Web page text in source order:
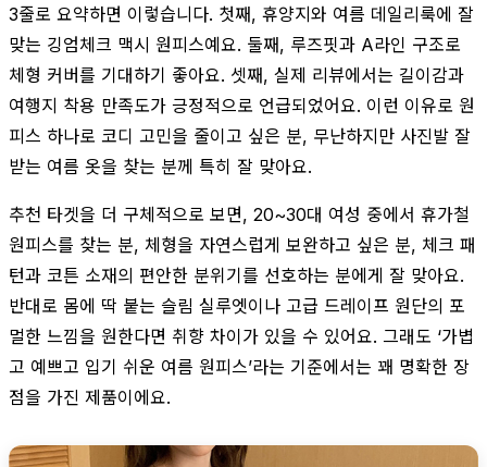
3줄로 요약하면 이렇습니다. 첫째, 휴양지와 여름 데일리룩에 잘
맞는 깅엄체크 맥시 원피스예요. 둘째, 루즈핏과 A라인 구조로
체형 커버를 기대하기 좋아요. 셋째, 실제 리뷰에서는 길이감과
여행지 착용 만족도가 긍정적으로 언급되었어요. 이런 이유로 원
피스 하나로 코디 고민을 줄이고 싶은 분, 무난하지만 사진발 잘
받는 여름 옷을 찾는 분께 특히 잘 맞아요.
추천 타겟을 더 구체적으로 보면, 20~30대 여성 중에서 휴가철
원피스를 찾는 분, 체형을 자연스럽게 보완하고 싶은 분, 체크 패
턴과 코튼 소재의 편안한 분위기를 선호하는 분에게 잘 맞아요.
반대로 몸에 딱 붙는 슬림 실루엣이나 고급 드레이프 원단의 포
멀한 느낌을 원한다면 취향 차이가 있을 수 있어요. 그래도 ‘가볍
고 예쁘고 입기 쉬운 여름 원피스’라는 기준에서는 꽤 명확한 장
점을 가진 제품이에요.